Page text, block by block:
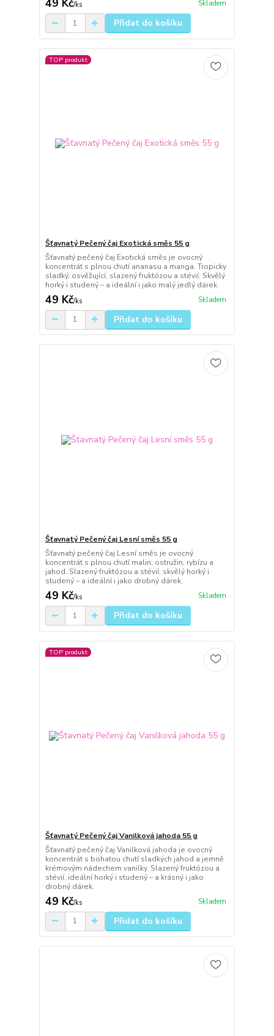
49 Kč/ks Skladem
Přidat do košíku
TOP produkt
Šťavnatý Pečený čaj Exotická směs 55 g
Šťavnatý pečený čaj Exotická směs je ovocný
koncentrát s plnou chutí ananasu a manga. Tropicky
sladký, osvěžující, slazený fruktózou a stévií. Skvělý
horký i studený – a ideální i jako malý jedlý dárek.
49 Kč/ks Skladem
Přidat do košíku
Šťavnatý Pečený čaj Lesní směs 55 g
Šťavnatý pečený čaj Lesní směs je ovocný
koncentrát s plnou chutí malin, ostružin, rybízu a
jahod. Slazený fruktózou a stévií, skvělý horký i
studený – a ideální i jako drobný dárek.
49 Kč/ks Skladem
Přidat do košíku
TOP produkt
Šťavnatý Pečený čaj Vanilková jahoda 55 g
Šťavnatý pečený čaj Vanilková jahoda je ovocný
koncentrát s bohatou chutí sladkých jahod a jemně
krémovým nádechem vanilky. Slazený fruktózou a
stévií, ideální horký i studený – a krásný i jako
drobný dárek.
49 Kč/ks Skladem
Přidat do košíku